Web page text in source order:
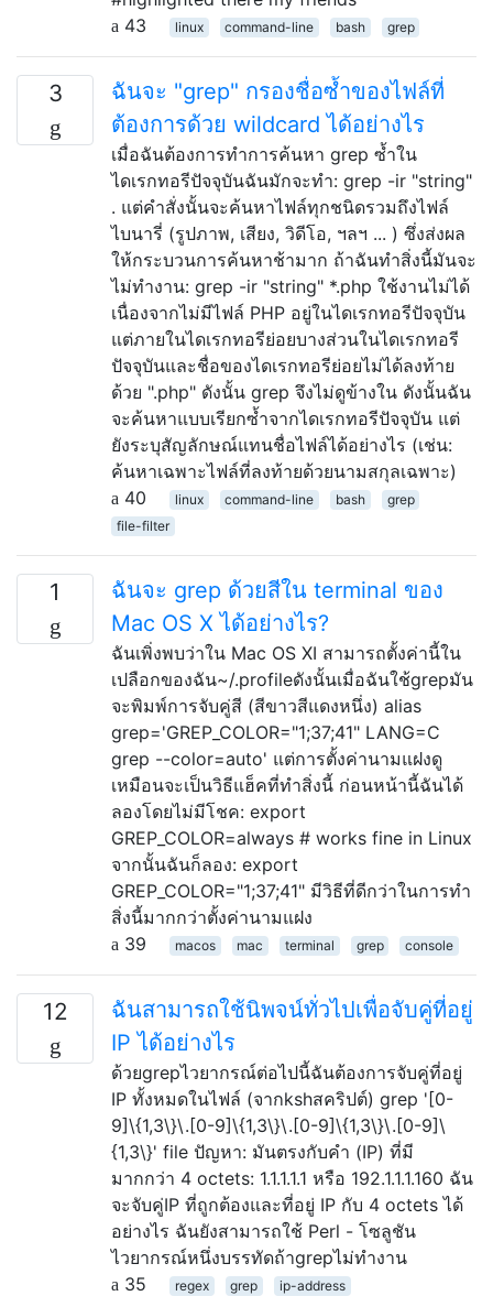
43
linux command-line bash grep
3
ฉันจะ "grep" กรองชื่อซ้ำของไฟล์ที่
ต้องการด้วย wildcard ได้อย่างไร
เมื่อฉันต้องการทำการค้นหา grep ซ้ำใน
ไดเรกทอรีปัจจุบันฉันมักจะทำ: grep -ir "string"
. แต่คำสั่งนั้นจะค้นหาไฟล์ทุกชนิดรวมถึงไฟล์
ไบนารี่ (รูปภาพ, เสียง, วิดีโอ, ฯลฯ ... ) ซึ่งส่งผล
ให้กระบวนการค้นหาช้ามาก ถ้าฉันทำสิ่งนี้มันจะ
ไม่ทำงาน: grep -ir "string" *.php ใช้งานไม่ได้
เนื่องจากไม่มีไฟล์ PHP อยู่ในไดเรกทอรีปัจจุบัน
แต่ภายในไดเรกทอรีย่อยบางส่วนในไดเรกทอรี
ปัจจุบันและชื่อของไดเรกทอรีย่อยไม่ได้ลงท้าย
ด้วย ".php" ดังนั้น grep จึงไม่ดูข้างใน ดังนั้นฉัน
จะค้นหาแบบเรียกซ้ำจากไดเรกทอรีปัจจุบัน แต่
ยังระบุสัญลักษณ์แทนชื่อไฟล์ได้อย่างไร (เช่น:
ค้นหาเฉพาะไฟล์ที่ลงท้ายด้วยนามสกุลเฉพาะ)
40
linux command-line bash
grep
file-filter
1
ฉันจะ grep ด้วยสีใน terminal ของ
Mac OS X ได้อย่างไร?
ฉันเพิ่งพบว่าใน Mac OS XI สามารถตั้งค่านี้ใน
เปลือกของฉัน~/.profileดังนั้นเมื่อฉันใช้grepมัน
จะพิมพ์การจับคู่สี (สีขาวสีแดงหนึ่ง) alias
grep='GREP_COLOR="1;37;41" LANG=C
grep --color=auto' แต่การตั้งค่านามแฝงดู
เหมือนจะเป็นวิธีแฮ็คที่ทำสิ่งนี้ ก่อนหน้านี้ฉันได้
ลองโดยไม่มีโชค: export
GREP_COLOR=always # works fine in Linux
จากนั้นฉันก็ลอง: export
GREP_COLOR="1;37;41" มีวิธีที่ดีกว่าในการทำ
สิ่งนี้มากกว่าตั้งค่านามแฝง
39
macos mac terminal grep console
12
ฉันสามารถใช้นิพจน์ทั่วไปเพื่อจับคู่ที่อยู่
IP ได้อย่างไร
ด้วยgrepไวยากรณ์ต่อไปนี้ฉันต้องการจับคู่ที่อยู่
IP ทั้งหมดในไฟล์ (จากkshสคริปต์) grep '[0-
9]\{1,3\}\.[0-9]\{1,3\}\.[0-9]\{1,3\}\.[0-9]\
{1,3\}' file ปัญหา: มันตรงกับคำ (IP) ที่มี
มากกว่า 4 octets: 1.1.1.1.1 หรือ 192.1.1.1.160 ฉัน
จะจับคู่IP ที่ถูกต้องและที่อยู่ IP กับ 4 octets ได้
อย่างไร ฉันยังสามารถใช้ Perl - โซลูชัน
ไวยากรณ์หนึ่งบรรทัดถ้าgrepไม่ทำงาน
35
regex grep ip-address